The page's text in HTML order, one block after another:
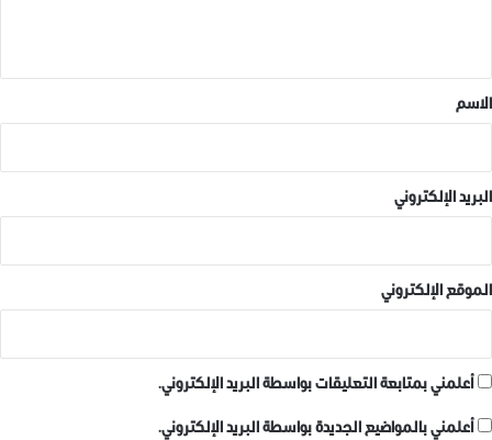
*الاسم
البريد الإلكتروني
الموقع الإلكتروني
أعلمني بمتابعة التعليقات بواسطة البريد الإلكتروني.
أعلمني بالمواضيع الجديدة بواسطة البريد الإلكتروني.